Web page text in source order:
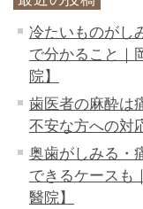
冷たいものがし
で分かること｜
院】
歯医者の麻酔は
不安な方への対
奥歯がしみる・
できるケースも
醫院】